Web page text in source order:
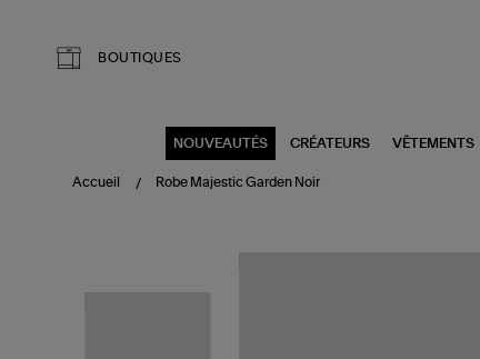
BOUTIQUES
NOUVEAUTÉS CRÉATEURS VÊTEMENTS
Accueil Robe Majestic Garden Noir